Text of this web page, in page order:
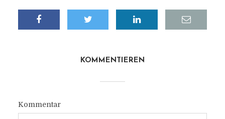
KOMMENTIEREN
Kommentar